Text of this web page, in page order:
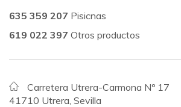
635 359 207 Pisicnas
619 022 397 Otros productos
Carretera Utrera-Carmona Nº 17
41710 Utrera, Sevilla